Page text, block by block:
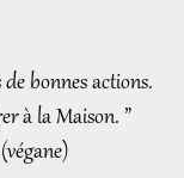
concernant
bonnes actions.
à la Maison. ”